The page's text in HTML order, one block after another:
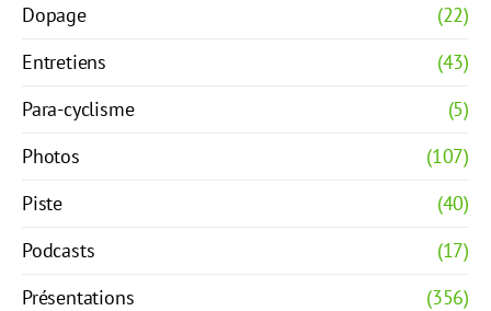
Dopage
(22)
Entretiens
(43)
Para-cyclisme
(5)
Photos
(107)
Piste
(40)
Podcasts
(17)
Présentations
(356)